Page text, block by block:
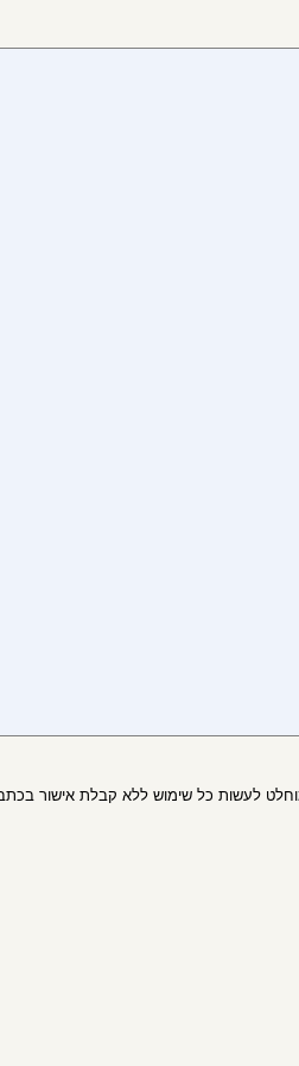
מוחלט לעשות כל שימוש ללא קבלת אישור